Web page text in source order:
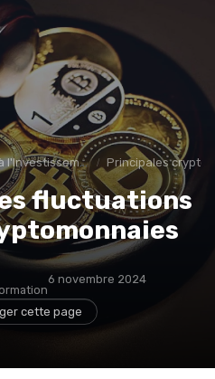
en Cryptomonnaies Principales
fluctuations
6 novembre 2024
cette page